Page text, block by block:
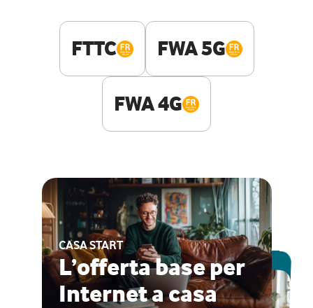
FTTC FWA 5G
FWA 4G
CASA START
L’offerta base per
Internet a casa
ESCLUSIVA ONLINE